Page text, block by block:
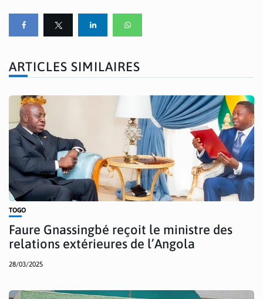
ARTICLES SIMILAIRES
TOGO
Faure Gnassingbé reçoit le ministre des
relations extérieures de l’Angola
28/03/2025